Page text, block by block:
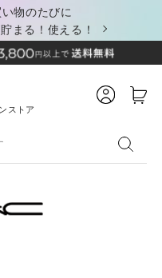
物のたびに
まる！使える！
ストア